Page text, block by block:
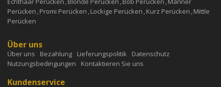
Perücken ,Promi Perücken ,Lockige Perücken ,Kurz Perücken ,Mittle
Perücken
Über uns
Über uns Bezahlung Lieferungspolitik
Datenschutz
Nutzungsbedingungen
Kontaktieren Sie uns
Kundenservice